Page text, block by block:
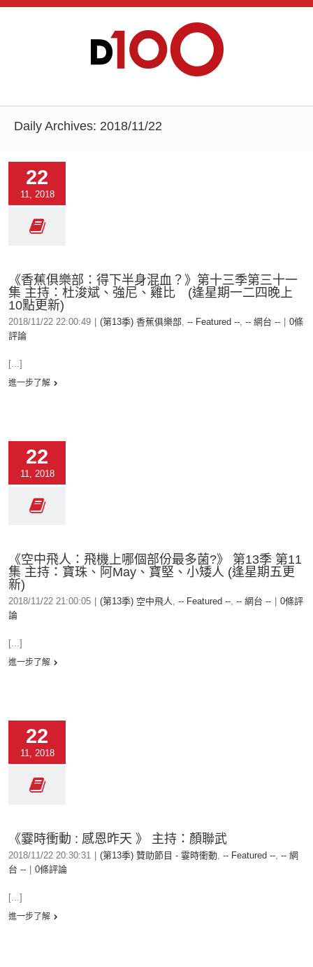
Daily Archives: 2018/11/22
22
11, 2018
《香蕉俱樂部：得下半身混血？》第十三季第三十一
集 主持：杜浚斌、強尼、雞比 (逢星期一二四晚上
10點更新)
2018/11/22 22:00:49 (第13季) 香蕉俱樂部, -- Featured --, -- 網台 --
0條
評論
[...]
進一步了解
22
11, 2018
《空中飛人：飛機上哪個部份最多菌?》 第13季 第11
集 主持：寶珠、阿May、寶堅、小矮人 (逢星期五更
新)
2018/11/22 21:00:05 (第13季) 空中飛人, -- Featured --, -- 網台 --
0條評
論
[...]
進一步了解
22
11, 2018
《霎時衝動 : 感恩昨天 》 主持：顏聯武
2018/11/22 20:30:31 (第13季) 贊助節目 - 霎時衝動, -- Featured --, -- 網
台 --
0條評論
[...]
進一步了解